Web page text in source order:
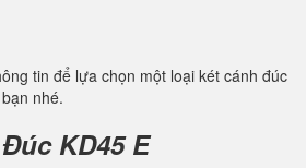
tin để lựa chọn một loại két cánh đúc
nhé.
KD45 E